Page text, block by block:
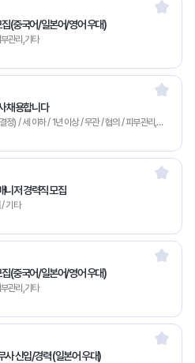
(중국어/일본어/영어 우대)
관리,기타
채용합니다
연봉 4,000만원~4,400만원 (면접 후 결정) / 세 이하 / 1년 이상 / 무관 / 협의 / 피부관리,기타
니저 경력직 모집
기타
(중국어/일본어/영어 우대)
관리,기타
사 신입/경력 (일본어 우대)